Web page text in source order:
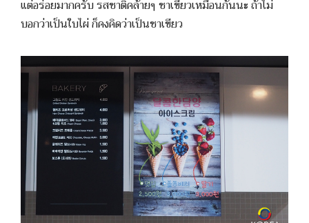
แต่อร่อยมากครับ รสชาติคล้ายๆ ชาเขียวเหมือนกันนะ ถ้าไม่
บอกว่าเป็นใบไผ่ ก็คงคิดว่าเป็นชาเขียว